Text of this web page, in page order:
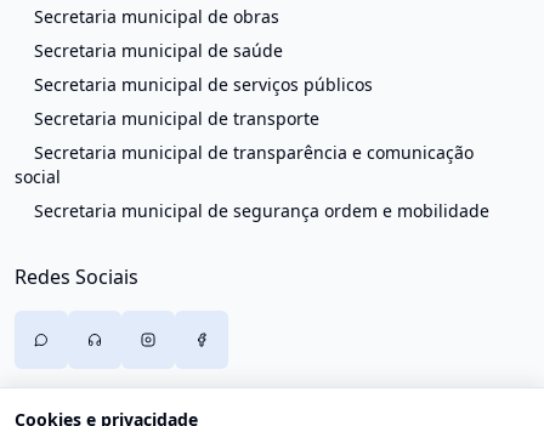
Secretaria municipal de obras
Secretaria municipal de saúde
Secretaria municipal de serviços públicos
Secretaria municipal de transporte
Secretaria municipal de transparência e comunicação
social
Secretaria municipal de segurança ordem e mobilidade
Redes Sociais
Cookies e privacidade